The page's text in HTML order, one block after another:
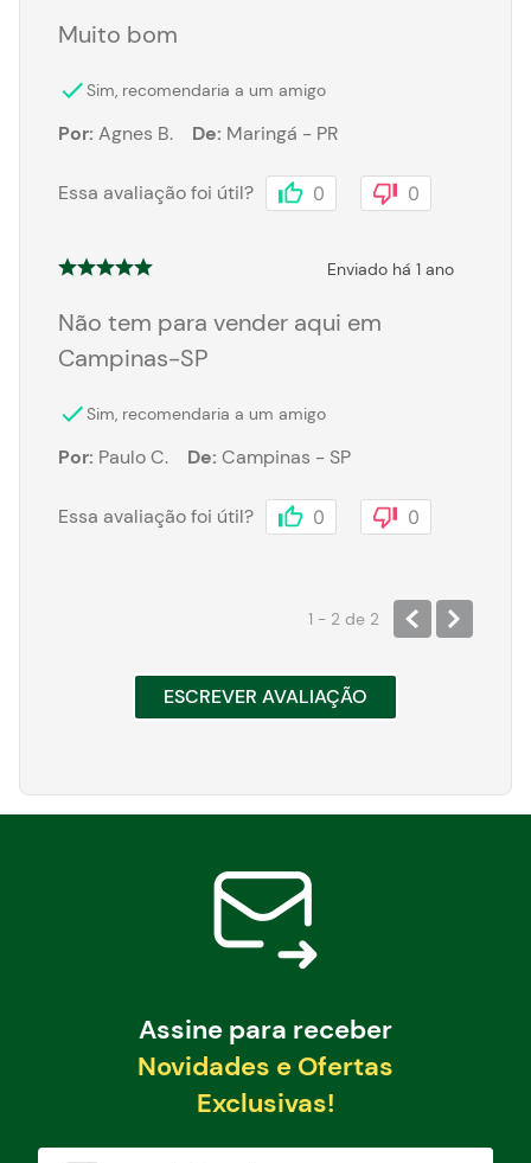
Muito bom
Sim, recomendaria a um amigo
Por: Agnes B. De: Maringá - PR
Essa avaliação foi útil? 0 0
Enviado há 1 ano
Não tem para vender aqui em
Campinas-SP
Sim, recomendaria a um amigo
Por: Paulo C. De: Campinas - SP
Essa avaliação foi útil? 0 0
1 - 2de 2
ESCREVER AVALIAÇÃO
Assine para receber
Novidades e Ofertas
Exclusivas!